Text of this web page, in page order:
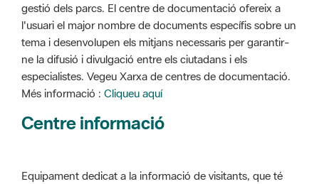
gestió dels parcs. El centre de documentació ofereix a
l'usuari el major nombre de documents específis sobre un
tema i desenvolupen els mitjans necessaris per garantir-
ne la difusió i divulgació entre els ciutadans i els
especialistes. Vegeu Xarxa de centres de documentació.
Més informació : Cliqueu aquí
Centre informació
Equipament dedicat a la informació de visitants, que té